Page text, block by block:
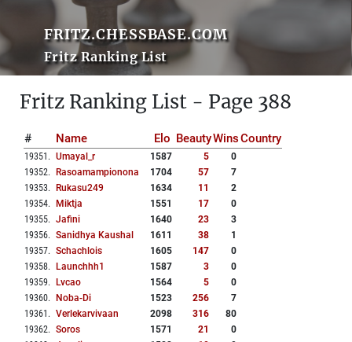
FRITZ.CHESSBASE.COM
Fritz Ranking List
Fritz Ranking List - Page 388
# Name Elo BeautyWinsCountry
19351 . Umayal_r 1587 5
0
19352. Rasoamampionona 1704 57
7
19353. Rukasu249 1634 11
2
19354. Miktja 1551 17
0
19355. Jafini 1640 23
3
19356. Sanidhya Kaushal 1611 38
1
19357. Schachlois 1605 147
0
19358. Launchhh1 1587 3
0
19359. Lvcao 1564 5
0
19360. Noba-Di 1523 256
7
19361 . Verlekarvivaan 2098 316
80
19362. Soros 1571 21
0